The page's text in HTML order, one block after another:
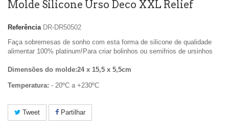
Molde Silicone Urso Deco XXL Relief
Referência DR-DR50502
Faça sobremesas de sonho com esta forma de silicone de qualidade
alimentar 100% platinum!Para criar bolinhos ou semifrios de ursinhos
Dimensões do molde:24 x 15,5 x 5,5cm
Temperatura: - 20ºC a +230ºC
Tweet Partilhar